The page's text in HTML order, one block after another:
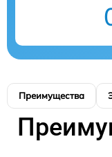
Преимущества